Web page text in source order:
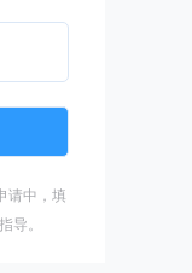
请中，填
导。